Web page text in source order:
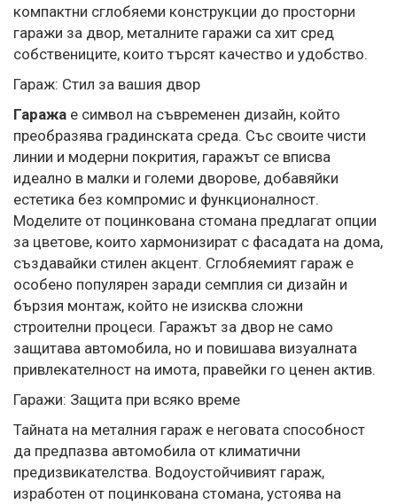
компактни сглобяеми конструкции до просторни
гаражи за двор, металните гаражи са хит сред
собствениците, които търсят качество и удобство.
Гараж: Стил за вашия двор
Гаража е символ на съвременен дизайн, който
преобразява градинската среда. Със своите чисти
линии и модерни покрития, гаражът се вписва
идеално в малки и големи дворове, добавяйки
естетика без компромис и функционалност.
Моделите от поцинкована стомана предлагат опции
за цветове, които хармонизират с фасадата на дома,
създавайки стилен акцент. Сглобяемият гараж е
особено популярен заради семплия си дизайн и
бързия монтаж, който не изисква сложни
строителни процеси. Гаражът за двор не само
защитава автомобила, но и повишава визуалната
привлекателност на имота, правейки го ценен актив.
Гаражи: Защита при всяко време
Тайната на металния гараж е неговата способност
да предпазва автомобила от климатични
предизвикателства. Водоустойчивият гараж,
изработен от поцинкована стомана, устоява на